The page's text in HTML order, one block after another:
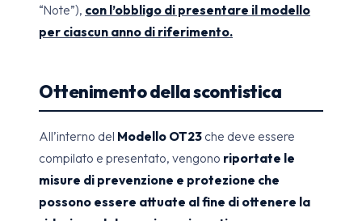
“Note”), con l’obbligo di presentare il modello
per ciascun anno di riferimento.
Ottenimento della scontistica
All’interno del Modello OT23 che deve essere
compilato e presentato, vengono riportate le
misure di prevenzione e protezione che
possono essere attuate al fine di ottenere la